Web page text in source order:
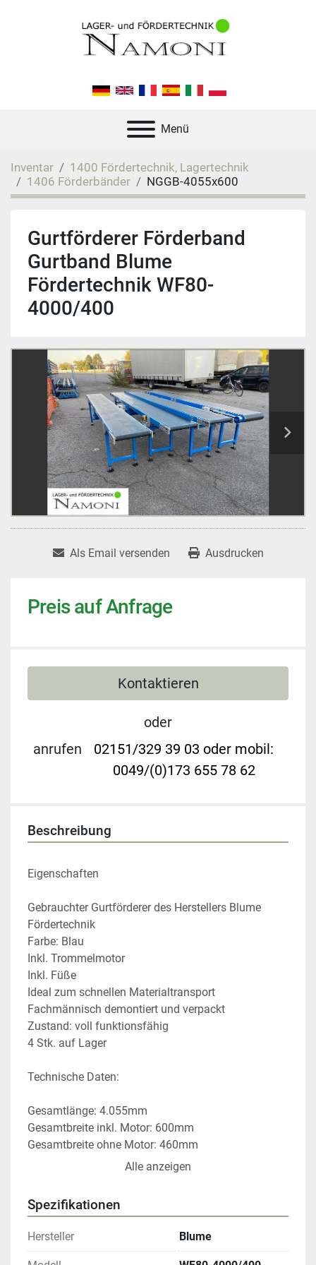
Menü
Inventar
1400 Fördertechnik, Lagertechnik
1406 Förderbänder
NGGB-4055x600
Gurtförderer Förderband
Gurtband Blume
Fördertechnik WF80-
4000/400
Als Email versenden Ausdrucken
Preis auf Anfrage
Kontaktieren
oder
anrufen
02151/329 39 03 oder mobil:
0049/(0)173 655 78 62
Beschreibung
Eigenschaften
Gebrauchter Gurtförderer des Herstellers Blume
Fördertechnik
Farbe: Blau
Inkl. Trommelmotor
Inkl. Füße
Ideal zum schnellen Materialtransport
Fachmännisch demontiert und verpackt
Zustand: voll funktionsfähig
4 Stk. auf Lager
Technische Daten:
Gesamtlänge: 4.055mm
Gesamtbreite inkl. Motor: 600mm
Gesamtbreite ohne Motor: 460mm
Motortyp: 11s KW0,3 m/s0,30
Alle anzeigen
Spezifikationen
Hersteller Blume